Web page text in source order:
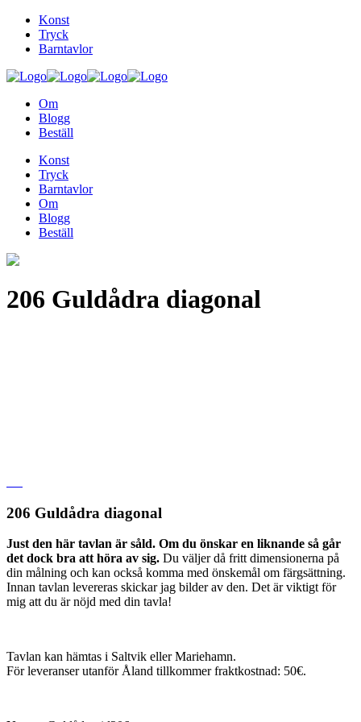
Konst
Tryck
Barntavlor
Om
Blogg
Beställ
Konst
Tryck
Barntavlor
Om
Blogg
Beställ
206 Guldådra diagonal
206 Guldådra diagonal
Just den här tavlan är såld. Om du önskar en liknande så går
det dock bra att höra av sig. Du väljer då fritt dimensionerna på
din målning och kan också komma med önskemål om färgsättning.
Innan tavlan levereras skickar jag bilder av den. Det är viktigt för
mig att du är nöjd med din tavla!
Tavlan kan hämtas i Saltvik eller Mariehamn.
För leveranser utanför Åland tillkommer fraktkostnad: 50€.